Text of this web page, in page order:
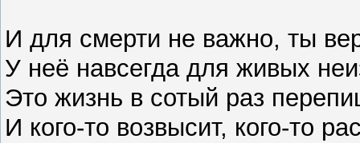
И для смерти не важно, ты
У неё навсегда для живых
Это жизнь в сотый раз
И кого-то возвысит, кого-то